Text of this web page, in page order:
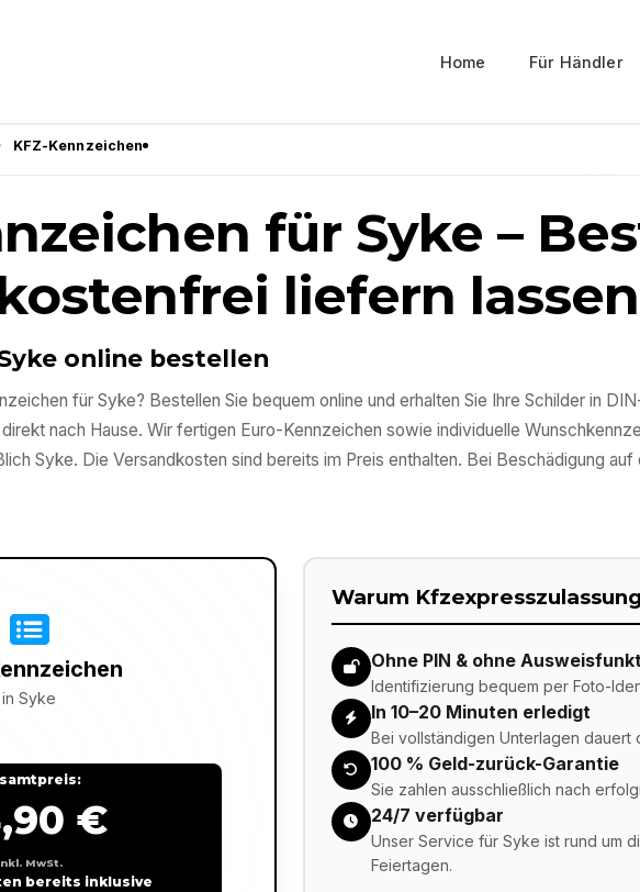
Home Für Händler
KFZ-Kennzeichen
für Syke –
liefern lassen
online bestellen
für Syke? Bestellen Sie bequem online und erhalten Sie Ihre Schilder in
nach Hause. Wir fertigen Euro-Kennzeichen sowie individuelle
Syke. Die Versandkosten sind bereits im Preis enthalten. Bei Beschädigung
in Syke
€
MwSt.
bereits inklusive
Warum
Ohne PIN & ohne
Identifizierung bequem per Foto-
In 10–20 Minuten erledigt
Bei vollständigen Unterlagen dauert
100 % Geld-zurück-Garantie
Sie zahlen ausschließlich nach
24/7 verfügbar
Unser Service für Syke ist rund um
Feiertagen.